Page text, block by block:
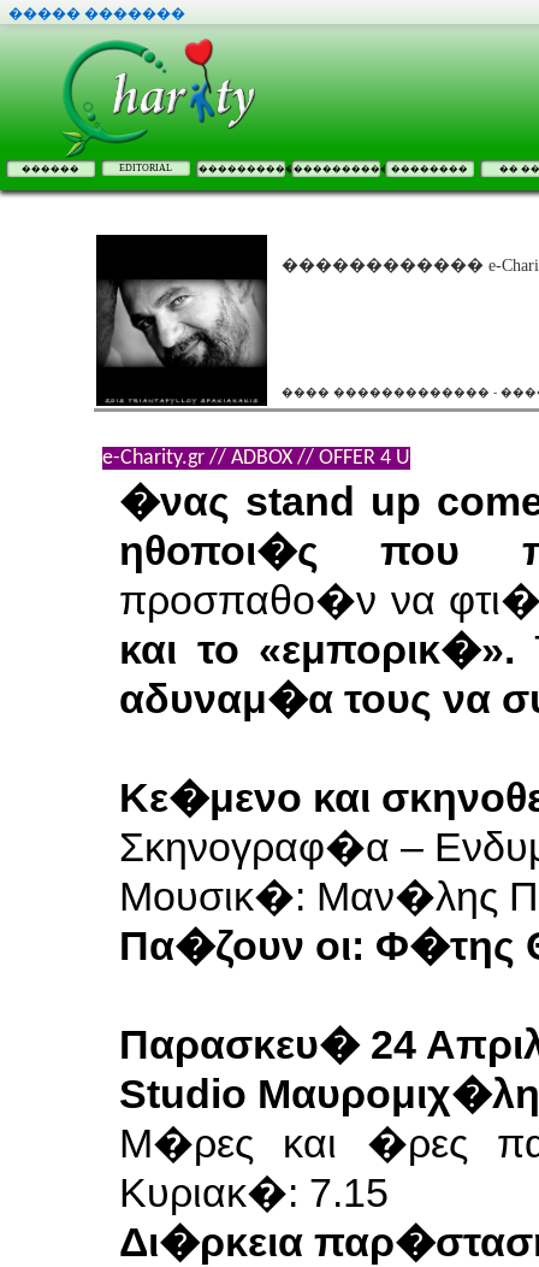
����� �������
������ EDITORIAL �������������������� �������� ��
������������ e-
���� ������������� -
e-Charity.gr // ADBOX // OFFER 4 U
�νας stand up
ηθοποι�ς που
προσπαθο�ν να
και το «εμπορικ�».
αδυναμ�α τους να
Κε�μενο και
Σκηνογραφ�α –
Μουσικ�: Μαν�λης
Πα�ζουν οι:
Παρασκευ� 24
Studio
Μ�ρες και �ρες
Κυριακ�: 7.15
Δι�ρκεια